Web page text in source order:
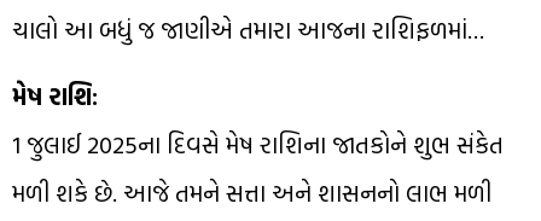
ચાલો આ બધું જ જાણીએ તમારા આજના રાશિફળમાં…
મેષ રાશિ:
1 જુલાઈ 2025ના દિવસે મેષ રાશિના જાતકોને શુભ સંકેત
મળી શકે છે. આજે તમને સત્તા અને શાસનનો લાભ મળી